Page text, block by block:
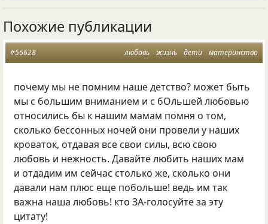
Похожие публикации
любовь жизнь дети материнство
#56628
почему мы не помним наше детство? может быть
мы с большим вниманием и с бОльшей любовью
относились бы к нашим мамам помня о том,
сколько бессонных ночей они провели у наших
кроваток, отдавая все свои силы, всю свою
любовь и нежность. Давайте любить наших мам
и отдадим им сейчас столько же, сколько они
давали нам плюс еще побольше! ведь им так
важна наша любовь! кто ЗА-голосуйте за эту
цитату!